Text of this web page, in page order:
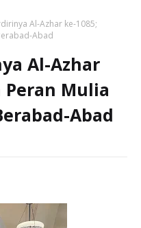
Al-Azhar ke-1085;
Abad
Al-Azhar
Peran Mulia
Abad